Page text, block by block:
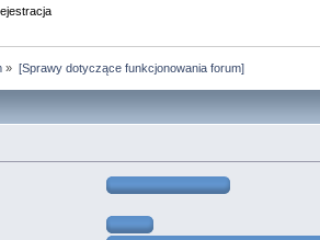
» [Sprawy dotyczące funkcjonowania forum]